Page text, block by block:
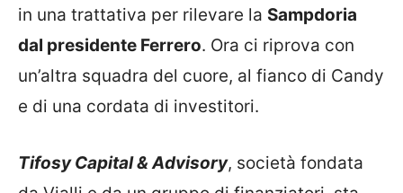
in una trattativa per rilevare la Sampdoria
dal presidente Ferrero. Ora ci riprova con
un’altra squadra del cuore, al fianco di Candy
e di una cordata di investitori.
Tifosy Capital & Advisory, società fondata